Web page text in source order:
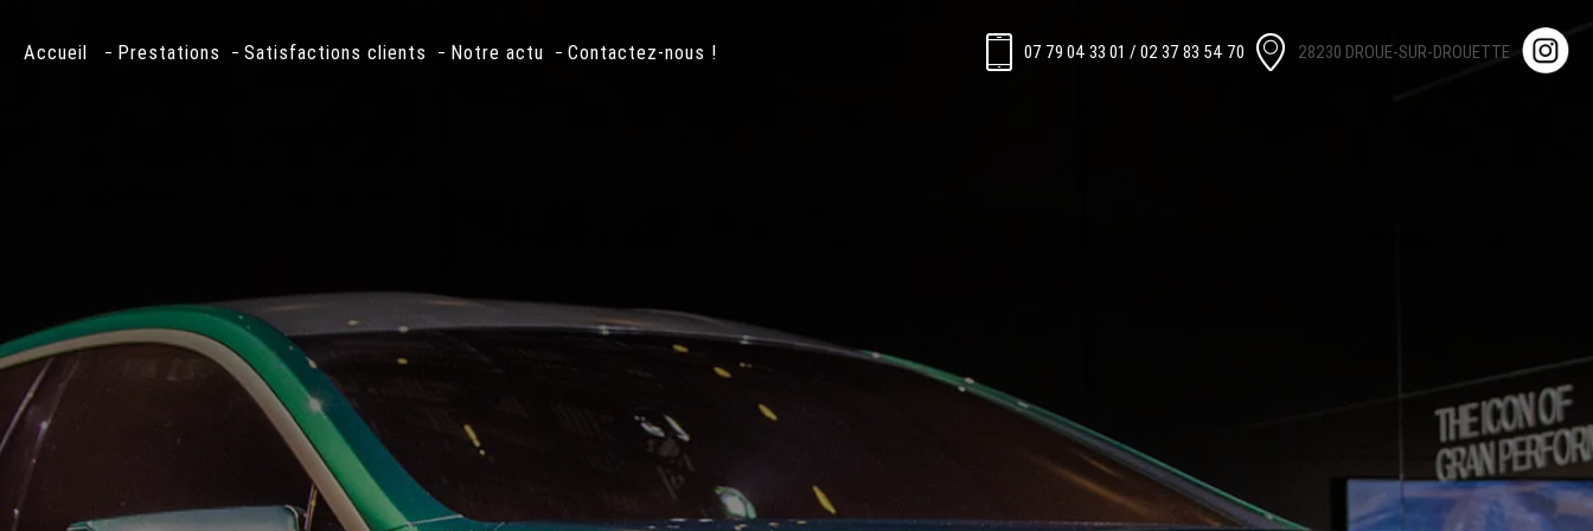
Accueil Prestations Satisfactions clients Notre actu Contactez-nous ! 07 79 04 33 01 / 02 37 83 54 70 28230 DROUE-SUR-DROUETTE